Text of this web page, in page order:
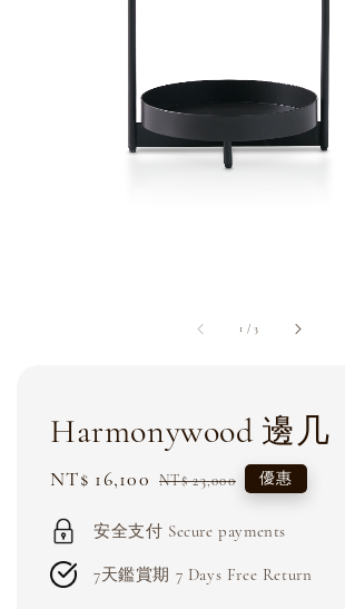
1 /3
Harmonywood 邊几
Sale
NT$ 16,100 Regular
NT$ 23,000 優惠
安全支付 Secure payments
7天鑑賞期 7 Days Free Return